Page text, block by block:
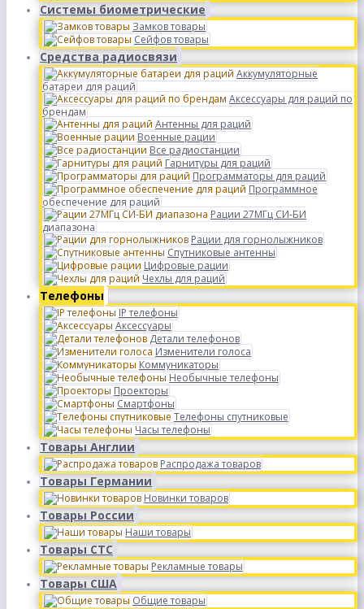
Системы биометрические
Замков товары
Сейфов товары
Средства радиосвязи
Аккумуляторные
батареи для раций
Аксессуары для раций по
брендам
Антенны для раций
Военные рации
Все радиостанции
Гарнитуры для раций
Программаторы для раций
Программное
обеспечение для раций
Рации 27МГц СИ-БИ
диапазона
Рации для горнолыжников
Спутниковые антенны
Цифровые рации
Чехлы для раций
Телефоны
IP телефоны
Аксессуары
Детали телефонов
Изменители голоса
Коммуникаторы
Необычные телефоны
Проекторы
Смартфоны
Телефоны спутниковые
Часы телефоны
Товары Англии
Распродажа товаров
Товары Германии
Новинки товаров
Товары России
Наши товары
Товары СТС
Рекламные товары
Товары США
Общие товары